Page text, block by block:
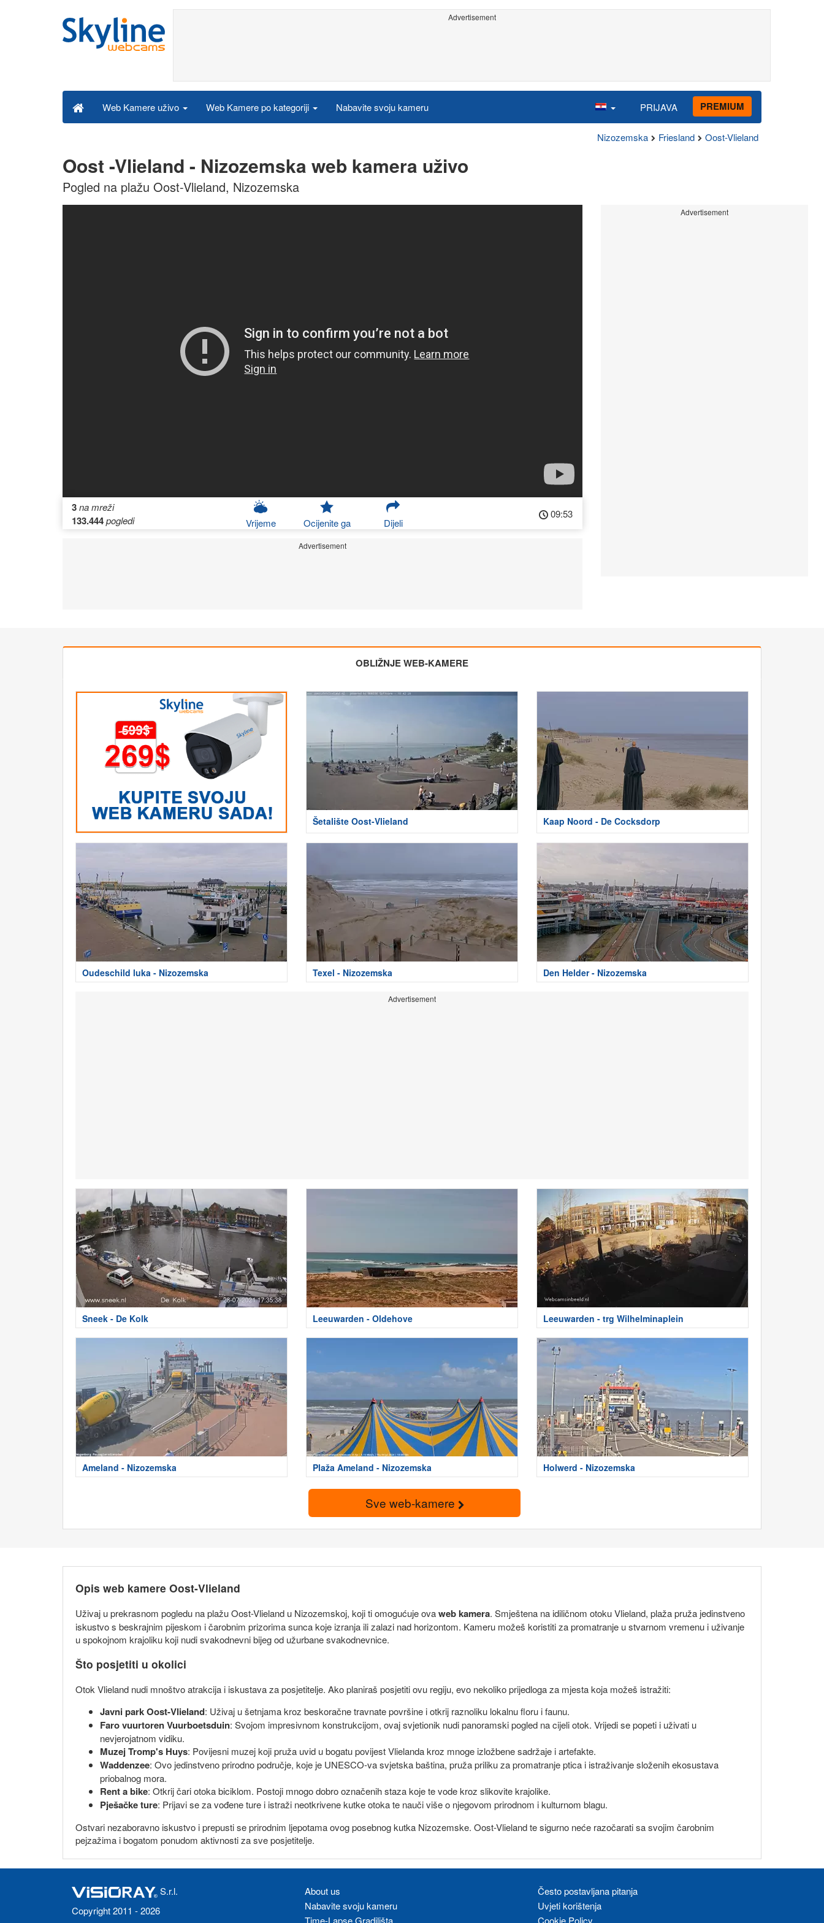
Advertisement
Web Kamere uživo Web Kamere po kategoriji Nabavite svoju kameru PRIJAVA PREMIUM
Nizozemska Friesland Oost-Vlieland
Oost -Vlieland - Nizozemska web kamera uživo
Pogled na plažu Oost-Vlieland, Nizozemska
3na mreži
133.444pogledi Vrijeme Ocijenite ga Dijeli
09:53
Advertisement
Advertisement
OBLIŽNJE WEB-KAMERE
Šetalište Oost-Vlieland Kaap Noord - De Cocksdorp
Oudeschild luka - Nizozemska Texel - Nizozemska Den Helder - Nizozemska
Advertisement
Sneek - De Kolk Leeuwarden - Oldehove Leeuwarden - trg Wilhelminaplein
Ameland - Nizozemska Plaža Ameland - Nizozemska Holwerd - Nizozemska
Sve web-kamere
Opis web kamere Oost-Vlieland
Uživaj u prekrasnom pogledu na plažu Oost-Vlieland u Nizozemskoj, koji ti omogućuje ovaweb kamera. Smještena na idiličnom otoku Vlieland, plaža pruža jedinstveno
iskustvo s beskrajnim pijeskom i čarobnim prizorima sunca koje izranja ili zalazi nad horizontom. Kameru možeš koristiti za promatranje u stvarnom vremenu i uživanje
u spokojnom krajoliku koji nudi svakodnevni bijeg od užurbane svakodnevnice.
Što posjetiti u okolici
Otok Vlieland nudi mnoštvo atrakcija i iskustava za posjetitelje. Ako planiraš posjetiti ovu regiju, evo nekoliko prijedloga za mjesta koja možeš istražiti:
Javni park Oost-Vlieland: Uživaj u šetnjama kroz beskoračne travnate površine i otkrij raznoliku lokalnu floru i faunu.
Faro vuurtoren Vuurboetsduin: Svojom impresivnom konstrukcijom, ovaj svjetionik nudi panoramski pogled na cijeli otok. Vrijedi se popeti i uživati u
nevjerojatnom vidiku.
Muzej Tromp's Huys: Povijesni muzej koji pruža uvid u bogatu povijest Vlielanda kroz mnoge izložbene sadržaje i artefakte.
Waddenzee: Ovo jedinstveno prirodno područje, koje je UNESCO-va svjetska baština, pruža priliku za promatranje ptica i istraživanje složenih ekosustava
priobalnog mora.
Rent a bike: Otkrij čari otoka biciklom. Postoji mnogo dobro označenih staza koje te vode kroz slikovite krajolike.
Pješačke ture: Prijavi se za vođene ture i istraži neotkrivene kutke otoka te nauči više o njegovom prirodnom i kulturnom blagu.
Ostvari nezaboravno iskustvo i prepusti se prirodnim ljepotama ovog posebnog kutka Nizozemske. Oost-Vlieland te sigurno neće razočarati sa svojim čarobnim
pejzažima i bogatom ponudom aktivnosti za sve posjetitelje.
S.r.l.
Copyright 2011 - 2026
About us
Nabavite svoju kameru
Time-Lapse Gradilišta
Često postavljana pitanja
Uvjeti korištenja
Cookie Policy